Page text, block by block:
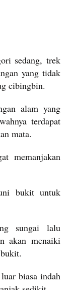
sedang, trek
yang tidak
cibingbin.
alam yang
terdapat
mata.
memanjakan
bukit untuk
sungai lalu
akan menaiki
biasa indah